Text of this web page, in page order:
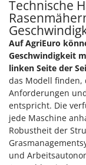
Technische
Auf AgriEuro
Geschwindigkeit
linken Seite der
das Modell finden,
Anforderungen
entspricht. Die
jede Maschine
Robustheit der
und